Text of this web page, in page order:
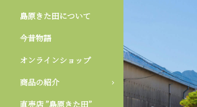
島原きた田について
今昔物語
オンラインショップ
商品の紹介
直売店 ”島原きた田”